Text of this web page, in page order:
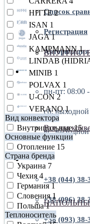
Список
Регистрация
Авторизация
пн-пт: 08:00 - 16:00
пн-пт: 08:00
сб: выходной
вс: выходной
+38 (044) 38-38-710
+38 (044) 38-
+38 (096) 38-
+38 (093) 38-
Все для
HITTE 2
ISAN 1
JAGA 1
KAMPMANN 1
LINDAB
MINIB 1
POLVAX 1
U-CON 2
VERANO 1
Вид конвектора
Внутрипольные 15
Основные функции
Отопление 15
Страна бренда
Украина 7
Чехия 4
Германия 1
Словения 1
Польша 1
Теплоноситель